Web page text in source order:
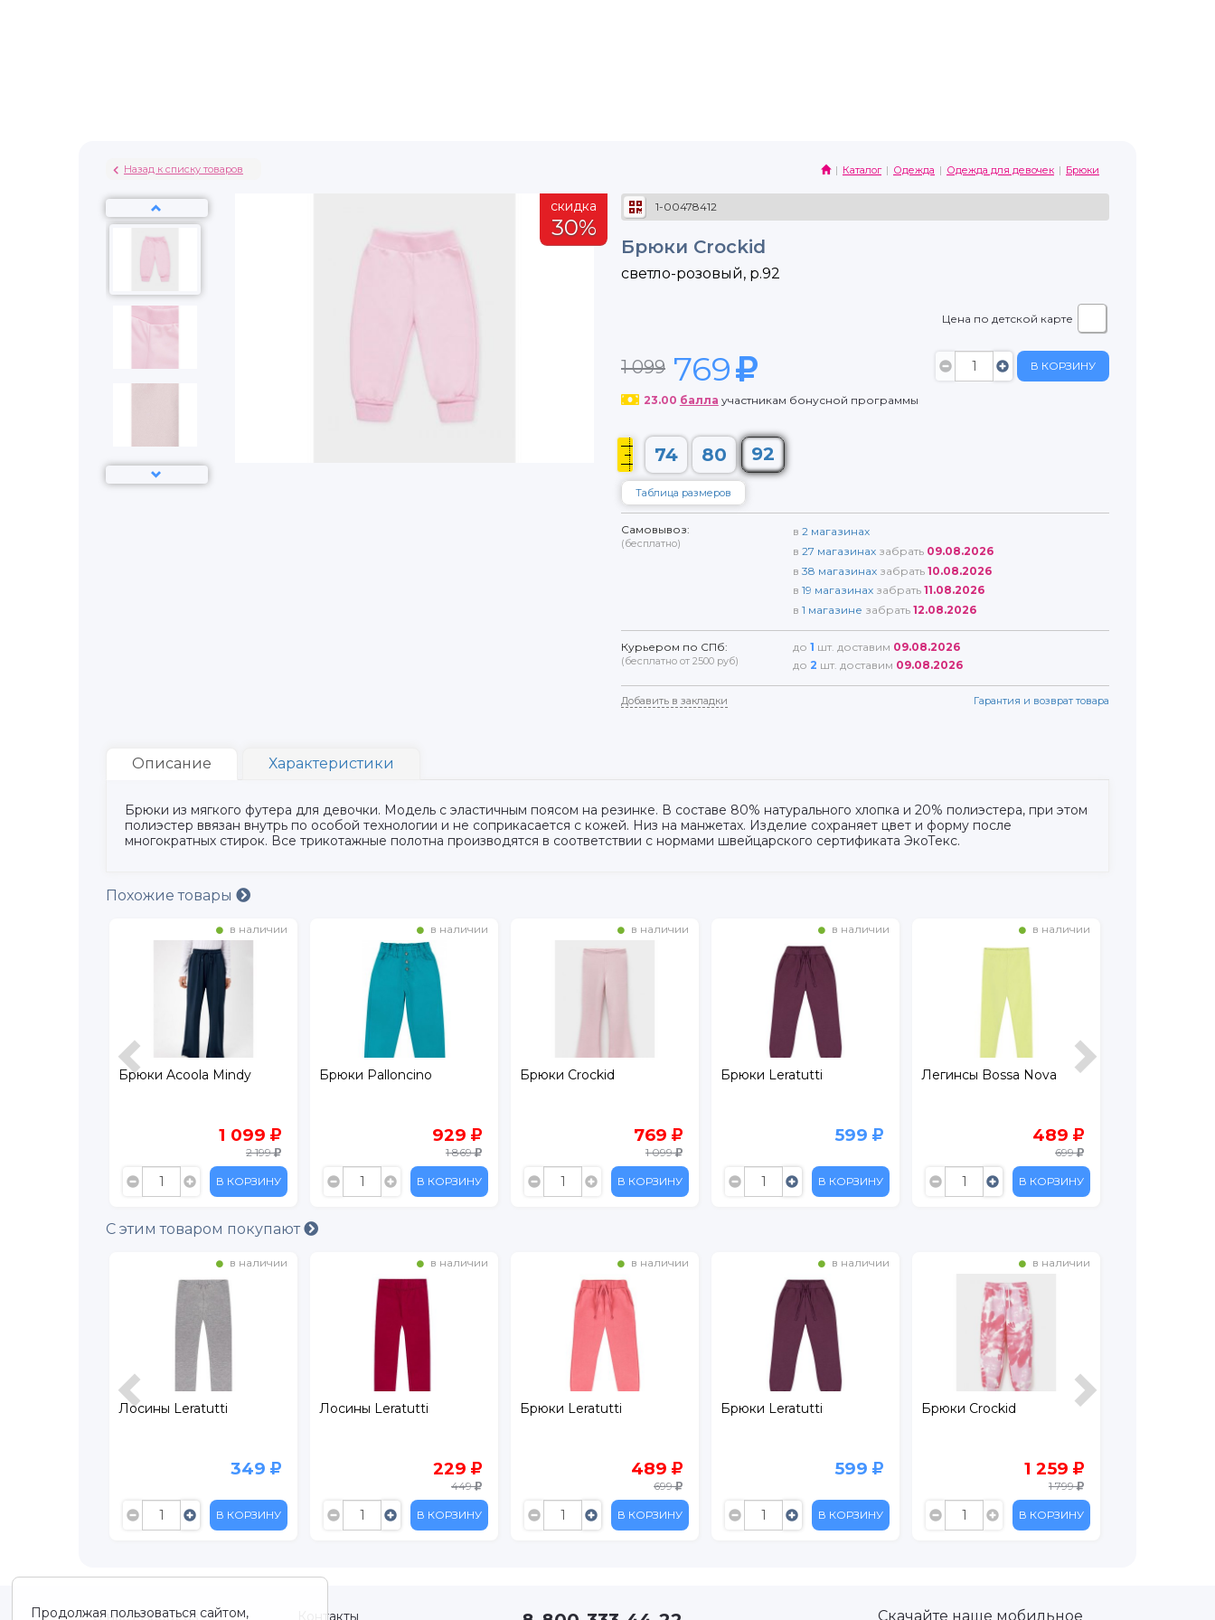
Назад к списку товаров Каталог Одежда Одежда для девочек Брюки
скидка
30%
1-00478412
Брюки Crockid
светло-розовый, р.92
Цена по детской карте
1 099 769 В КОРЗИНУ
23.00 балла участникам бонусной программы
74 80 92
Таблица размеров
Самовывоз:
(бесплатно)
в 2 магазинах
в 27 магазинах забрать 09.08.2026
в 38 магазинах забрать 10.08.2026
в 19 магазинах забрать 11.08.2026
в 1 магазине забрать 12.08.2026
Курьером по СПб:
(бесплатно от 2500 руб)
до 1 шт. доставим 09.08.2026
до 2 шт. доставим 09.08.2026
Добавить в закладки Гарантия и возврат товара
Описание Характеристики
Брюки из мягкого футера для девочки. Модель с эластичным поясом на резинке. В составе 80% натурального хлопка и 20% полиэстера, при этом
полиэстер ввязан внутрь по особой технологии и не соприкасается с кожей. Низ на манжетах. Изделие сохраняет цвет и форму после
многократных стирок. Все трикотажные полотна производятся в соответствии с нормами швейцарского сертификата ЭкоТекс.
Похожие товары
в наличии
Брюки Acoola Mindy
1 099
2 199
В КОРЗИНУ
в наличии
Брюки Palloncino
929
1 869
В КОРЗИНУ
в наличии
Брюки Crockid
769
1 099
В КОРЗИНУ
в наличии
Брюки Leratutti
599
В КОРЗИНУ
в наличии
Легинсы Bossa Nova
489
699
В КОРЗИНУ
С этим товаром покупают
в наличии
Лосины Leratutti
349
В КОРЗИНУ
в наличии
Лосины Leratutti
229
449
В КОРЗИНУ
в наличии
Брюки Leratutti
489
699
В КОРЗИНУ
в наличии
Брюки Leratutti
599
В КОРЗИНУ
в наличии
Брюки Crockid
1 259
1 799
В КОРЗИНУ
Продолжая пользоваться сайтом,
О нас / About us Контакты Скачайте наше мобильное